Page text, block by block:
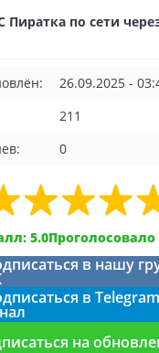
Пиратка по сети
26.09.2025 -
211
0
5.0
в нашу
в Telegram
на